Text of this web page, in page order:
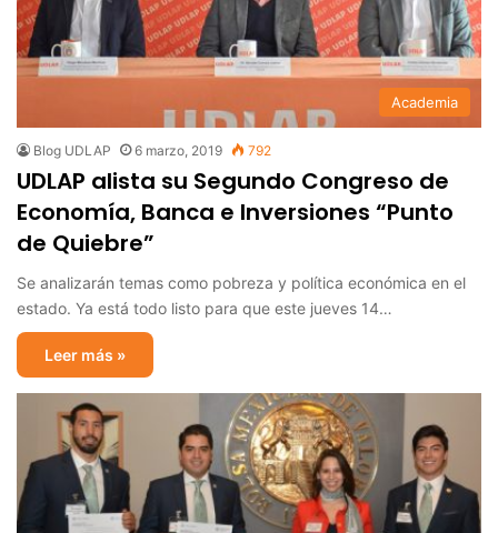
Academia
Blog UDLAP 6 marzo, 2019 792
UDLAP alista su Segundo Congreso de
Economía, Banca e Inversiones “Punto
de Quiebre”
Se analizarán temas como pobreza y política económica en el
estado. Ya está todo listo para que este jueves 14…
Leer más »